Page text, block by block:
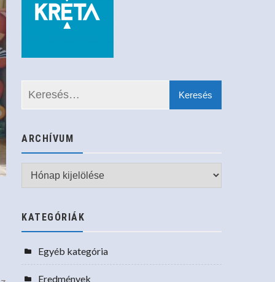
ARCHÍVUM
Archívum
KATEGÓRIÁK
Egyéb kategória
Eredmények